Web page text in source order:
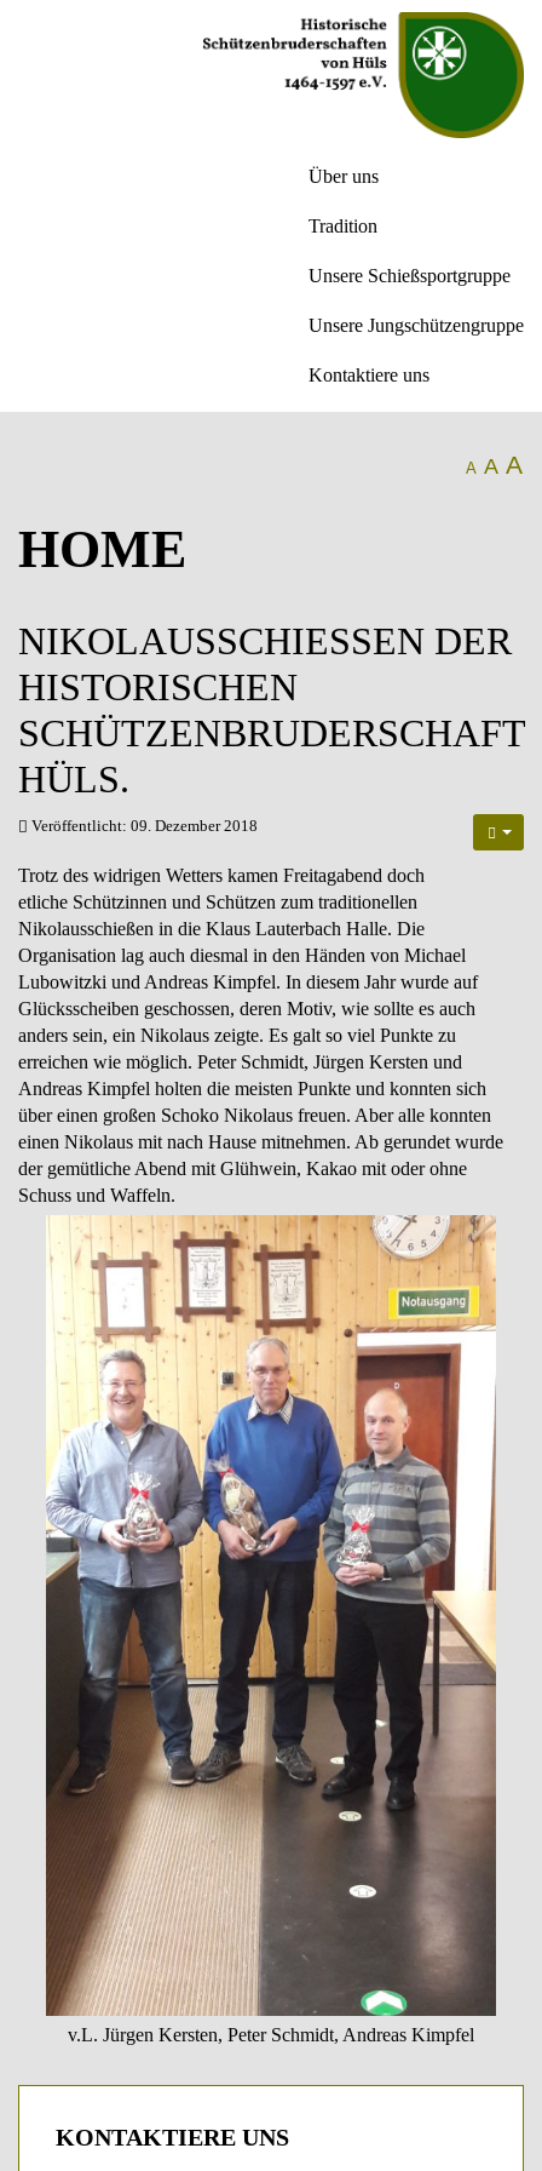
Über uns
Tradition
Unsere Schießsportgruppe
Unsere Jungschützengruppe
Kontaktiere uns
A A A
HOME
NIKOLAUSSCHIESSEN DER
HISTORISCHEN
SCHÜTZENBRUDERSCHAFT
HÜLS.
Veröffentlicht: 09. Dezember 2018
Trotz des widrigen Wetters kamen Freitagabend doch
etliche Schützinnen und Schützen zum traditionellen
Nikolausschießen in die Klaus Lauterbach Halle. Die
Organisation lag auch diesmal in den Händen von Michael
Lubowitzki und Andreas Kimpfel. In diesem Jahr wurde auf
Glücksscheiben geschossen, deren Motiv, wie sollte es auch
anders sein, ein Nikolaus zeigte. Es galt so viel Punkte zu
erreichen wie möglich. Peter Schmidt, Jürgen Kersten und
Andreas Kimpfel holten die meisten Punkte und konnten sich
über einen großen Schoko Nikolaus freuen. Aber alle konnten
einen Nikolaus mit nach Hause mitnehmen. Ab gerundet wurde
der gemütliche Abend mit Glühwein, Kakao mit oder ohne
Schuss und Waffeln.
v.L. Jürgen Kersten, Peter Schmidt, Andreas Kimpfel
KONTAKTIERE UNS